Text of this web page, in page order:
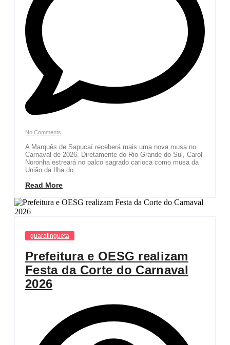
No Comments
A Marquês de Sapucaí receberá mais uma nova musa no
Carnaval de 2026. Diretamente do Rio Grande do Sul, Carol
Noronha estreará no palco sagrado carioca como musa da
União da Ilha do...
Read More
guaratingueta
Prefeitura e OESG realizam
Festa da Corte do Carnaval
2026